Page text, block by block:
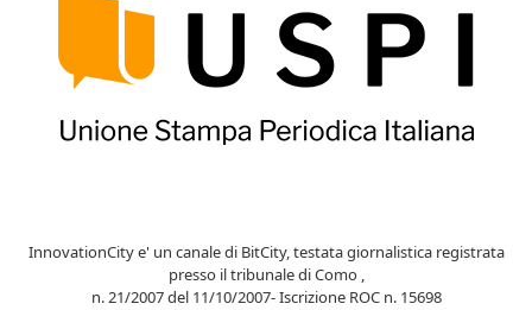
InnovationCity e' un canale di BitCity, testata giornalistica registrata
presso il tribunale di Como ,
n. 21/2007 del 11/10/2007- Iscrizione ROC n. 15698